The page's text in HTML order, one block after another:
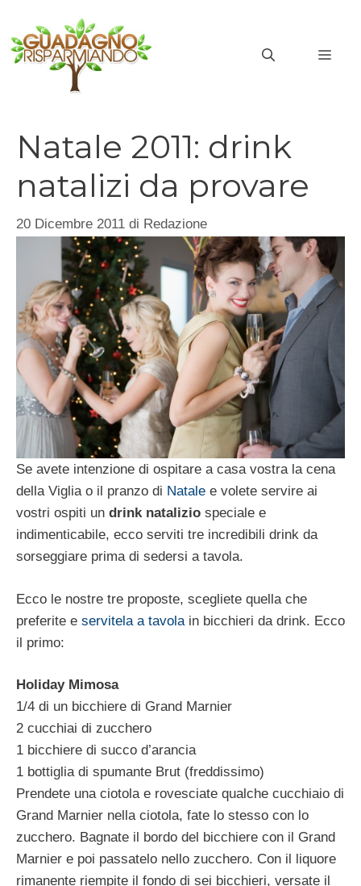
contenuto
Natale 2011: drink
natalizi da provare
20 Dicembre 2011 di Redazione
Se avete intenzione di ospitare a casa vostra la cena
della Viglia o il pranzo di Natale e volete servire ai
vostri ospiti un drink natalizio speciale e
indimenticabile, ecco serviti tre incredibili drink da
sorseggiare prima di sedersi a tavola.
Ecco le nostre tre proposte, scegliete quella che
preferite e servitela a tavola in bicchieri da drink. Ecco
il primo:
Holiday Mimosa
1/4 di un bicchiere di Grand Marnier
2 cucchiai di zucchero
1 bicchiere di succo d’arancia
1 bottiglia di spumante Brut (freddissimo)
Prendete una ciotola e rovesciate qualche cucchiaio di
Grand Marnier nella ciotola, fate lo stesso con lo
zucchero. Bagnate il bordo del bicchiere con il Grand
Marnier e poi passatelo nello zucchero. Con il liquore
rimanente riempite il fondo di sei bicchieri, versate il